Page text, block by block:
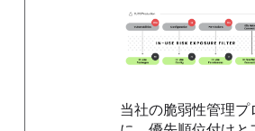
当社の脆弱性管理プ